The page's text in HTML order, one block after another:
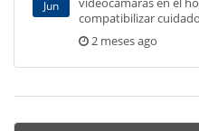
Jun
compatibilizar
2 meses ago